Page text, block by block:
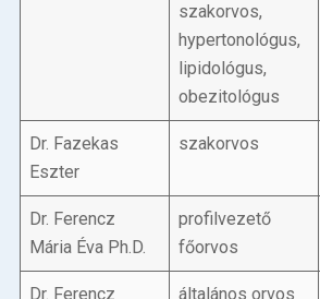
szakorvos,
hypertonológus,
lipidológus,
obezitológus
Dr. Fazekas
Eszter
szakorvos
Dr. Ferencz
Mária Éva Ph.D.
profilvezető
főorvos
Dr. Ferencz
általános orvos